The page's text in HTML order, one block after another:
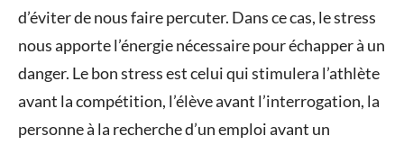
d’éviter de nous faire percuter. Dans ce cas, le stress
nous apporte l’énergie nécessaire pour échapper à un
danger. Le bon stress est celui qui stimulera l’athlète
avant la compétition, l’élève avant l’interrogation, la
personne à la recherche d’un emploi avant un